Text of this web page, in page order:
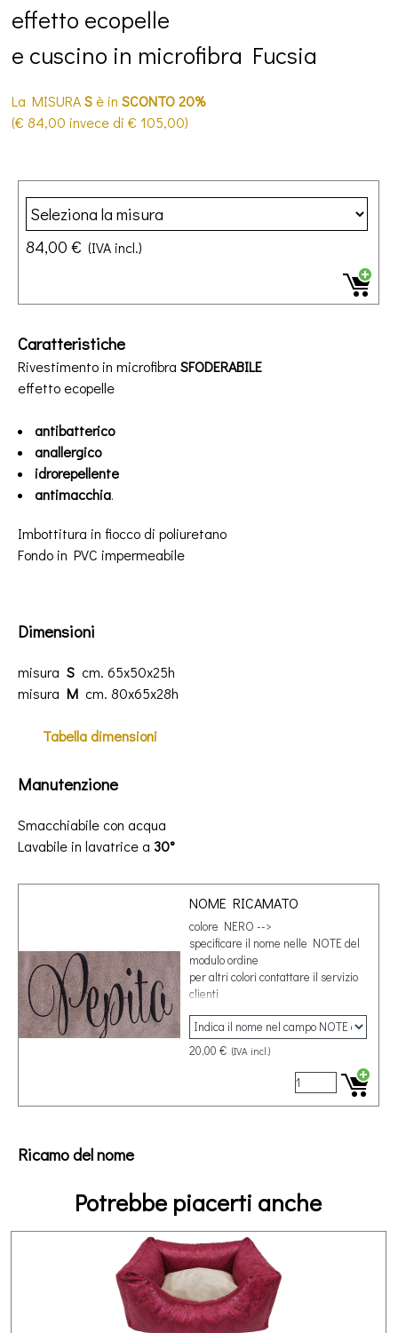
effetto ecopelle
e cuscino in microfibra Fucsia
La MISURAS è in SCONTO 20%
(€ 84,00 invece di € 105,00)
84,00 € (IVA incl.)
Caratteristiche
Rivestimento in microfibra SFODERABILE
effetto ecopelle
antibatterico
anallergico
idrorepellente
antimacchia.
Imbottitura in fiocco di poliuretano
Fondo in PVC impermeabile
Dimensioni
misura S cm. 65x50x25h
misura M cm. 80x65x28h
Tabelladimensioni
Manutenzione
Smacchiabile con acqua
Lavabile in lavatrice a 30°
NOME RICAMATO
colore NERO -->
specificare il nome nelle NOTE del
modulo ordine
per altri colori contattare il servizio
clienti
20,00 € (IVA incl.)
Ricamo del nome
Potrebbe piacerti anche